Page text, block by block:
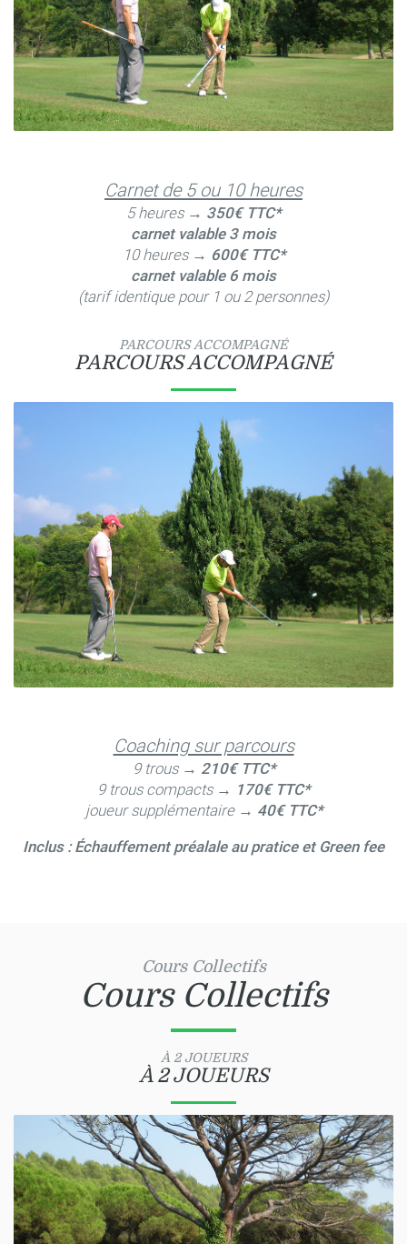
Carnet de 5 ou 10 heures
5 heures → 350€ TTC*
carnet valable 3 mois
10 heures → 600€ TTC*
carnet valable 6 mois
(tarif identique pour 1 ou 2 personnes)
PARCOURS ACCOMPAGNÉ
PARCOURS ACCOMPAGNÉ
Coaching sur parcours
9 trous → 210€ TTC*
9 trous compacts → 170€ TTC*
joueur supplémentaire → 40€ TTC*
Inclus : Échauffement préalale au pratice et Green fee
Cours Collectifs
Cours Collectifs
À 2 JOUEURS
À 2 JOUEURS